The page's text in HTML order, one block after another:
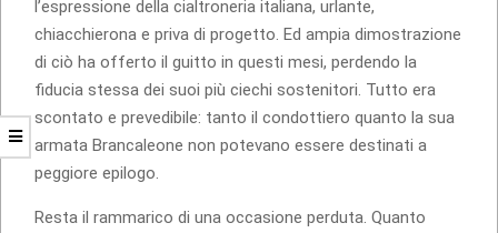
l’espressione della cialtroneria italiana, urlante,
chiacchierona e priva di progetto. Ed ampia dimostrazione
di ciò ha offerto il guitto in questi mesi, perdendo la
fiducia stessa dei suoi più ciechi sostenitori. Tutto era
scontato e prevedibile: tanto il condottiero quanto la sua
armata Brancaleone non potevano essere destinati a
peggiore epilogo.
Resta il rammarico di una occasione perduta. Quanto